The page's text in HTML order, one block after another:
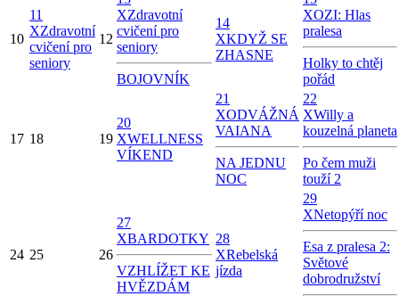
10
11
XZdravotní
cvičení pro
seniory
12
XZdravotní
cvičení pro
seniory
BOJOVNÍK
14
XKDYŽ SE
ZHASNE
XOZI: Hlas
pralesa
Holky to chtěj
pořád
17 18 19
20
XWELLNESS
VÍKEND
21
XODVÁŽNÁ
VAIANA
NA JEDNU
NOC
22
XWilly a
kouzelná planeta
Po čem muži
touží 2
24 25 26
27
XBARDOTKY
VZHLÍŽET KE
HVĚZDÁM
28
XRebelská
jízda
29
XNetopýří noc
Esa z pralesa 2:
Světové
dobrodružství